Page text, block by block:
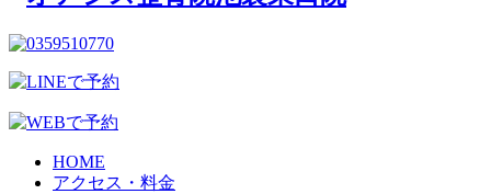
HOME
アクセス・料金